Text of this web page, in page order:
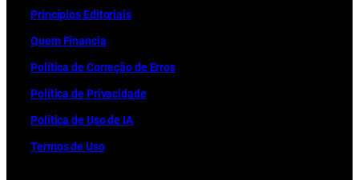
Princípios Editoriais
Quem Financia
Política de Correção de Erros
Política de Privacidade
Política de Uso de IA
Termos de Uso